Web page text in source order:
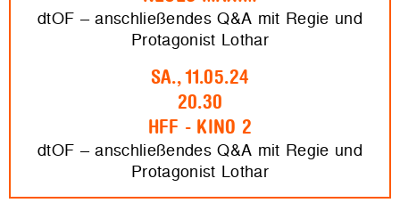
dtOF – anschließendes Q&A mit Regie und
Protagonist Lothar
SA., 11.05.24
20.30
HFF - KINO 2
dtOF – anschließendes Q&A mit Regie und
Protagonist Lothar